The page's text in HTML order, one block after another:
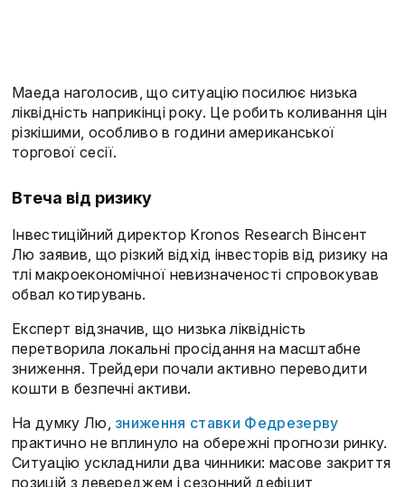
Маеда наголосив, що ситуацію посилює низька
ліквідність наприкінці року. Це робить коливання цін
різкішими, особливо в години американської
торгової сесії.
Втеча від ризику
Інвестиційний директор Kronos Research Вінсент
Лю заявив, що різкий відхід інвесторів від ризику на
тлі макроекономічної невизначеності спровокував
обвал котирувань.
Експерт відзначив, що низька ліквідність
перетворила локальні просідання на масштабне
зниження. Трейдери почали активно переводити
кошти в безпечні активи.
На думку Лю, зниження ставки Федрезерву
практично не вплинуло на обережні прогнози ринку.
Ситуацію ускладнили два чинники: масове закриття
позицій з левереджем і сезонний дефіцит